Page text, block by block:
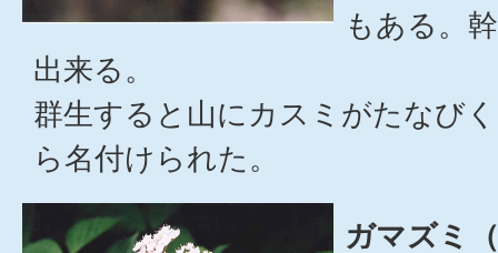
もある。
出来る。
群生すると山にカスミがたなび
ら名付けられた。
ガマズミ